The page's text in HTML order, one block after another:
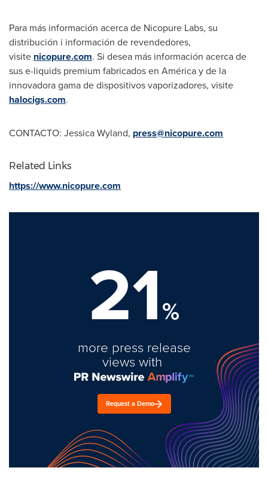
Para más información acerca de Nicopure Labs, su
distribución i información de revendedores,
visite nicopure.com. Si desea más información acerca de
sus e-liquids premium fabricados en América y de la
innovadora gama de dispositivos vaporizadores, visite
halocigs.com.
CONTACTO: Jessica Wyland, press@nicopure.com
Related Links
https://www.nicopure.com
21%
more press release
views with
Request a Demo